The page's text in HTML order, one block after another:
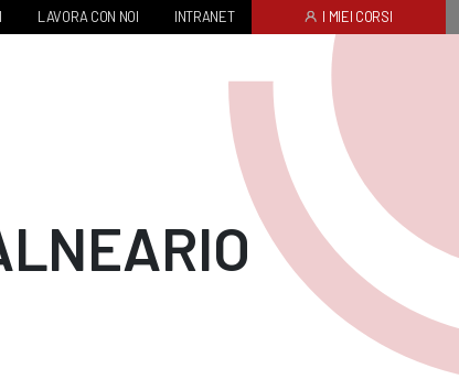
LAVORA CON NOI INTRANET I MIEI CORSI